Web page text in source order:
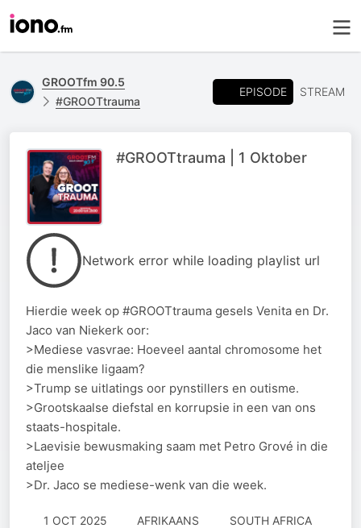
GROOTfm 90.5
#GROOTtrauma
EPISODE STREAM
#GROOTtrauma | 1 Oktober
Network error while loading playlist url
Hierdie week op #GROOTtrauma gesels Venita en Dr.
Jaco van Niekerk oor:
>Mediese vasvrae: Hoeveel aantal chromosome het
die menslike ligaam?
>Trump se uitlatings oor pynstillers en outisme.
>Grootskaalse diefstal en korrupsie in een van ons
staats-hospitale.
>Laevisie bewusmaking saam met Petro Grové in die
ateljee
>Dr. Jaco se mediese-wenk van die week.
1 OCT 2025 AFRIKAANS
SOUTH AFRICA